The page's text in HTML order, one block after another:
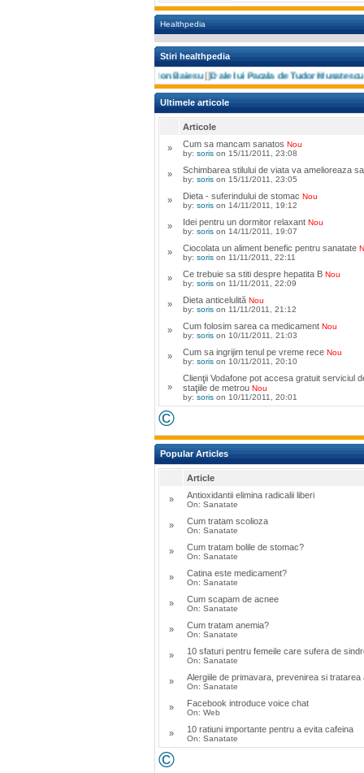
Healthpedia
Stiri healthpedia
Tanta si Costel de Ion Baiesu[]D ale lui Pacala de Tudor Musatescu[]
Ultimele articole
Articole
» Cum sa mancam sanatos Nou
by: soris on 15/11/2011, 23:08
» Schimbarea stilului de viata va amelioreaza
by: soris on 15/11/2011, 23:05
» Dieta - suferindului de stomac Nou
by: soris on 14/11/2011, 19:12
» Idei pentru un dormitor relaxant Nou
by: soris on 14/11/2011, 19:07
» Ciocolata un aliment benefic pentru sanatate
by: soris on 11/11/2011, 22:11
» Ce trebuie sa stiti despre hepatita B Nou
by: soris on 11/11/2011, 22:09
» Dieta anticelulită Nou
by: soris on 11/11/2011, 21:12
» Cum folosim sarea ca medicament Nou
by: soris on 10/11/2011, 21:03
» Cum sa ingrijim tenul pe vreme rece Nou
by: soris on 10/11/2011, 20:10
»
Clienţii Vodafone pot accesa gratuit serviciul
staţiile de metrou Nou
by: soris on 10/11/2011, 20:01
©
Popular Articles
Article
» Antioxidantii elimina radicalii liberi
On: Sanatate
» Cum tratam scolioza
On: Sanatate
» Cum tratam bolile de stomac?
On: Sanatate
» Catina este medicament?
On: Sanatate
» Cum scapam de acnee
On: Sanatate
» Cum tratam anemia?
On: Sanatate
» 10 sfaturi pentru femeile care sufera de
On: Sanatate
» Alergiile de primavara, prevenirea si tratarea
On: Sanatate
» Facebook introduce voice chat
On: Web
» 10 ratiuni importante pentru a evita cafeina
On: Sanatate
©